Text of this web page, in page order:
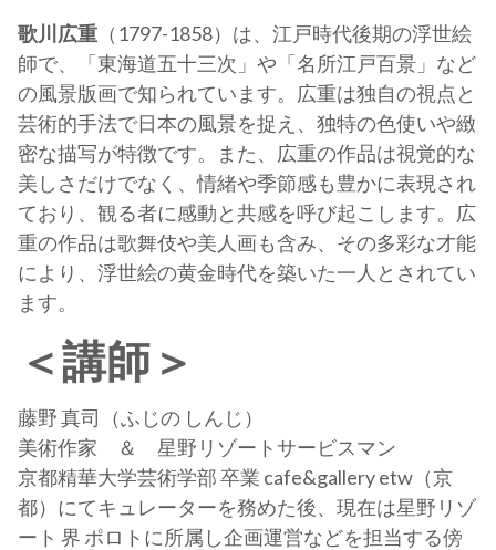
歌川広重 （1797-1858）は、江戸時代後期の浮世絵
師で、「東海道五十三次」や「名所江戸百景」など
の風景版画で知られています。広重は独自の視点と
芸術的手法で日本の風景を捉え、独特の色使いや緻
密な描写が特徴です。また、広重の作品は視覚的な
美しさだけでなく、情緒や季節感も豊かに表現され
ており、観る者に感動と共感を呼び起こします。広
重の作品は歌舞伎や美人画も含み、その多彩な才能
により、浮世絵の黄金時代を築いた一人とされてい
ます。
＜講師＞
藤野 真司（ふじの しんじ）
美術作家 ＆ 星野リゾートサービスマン
京都精華大学芸術学部 卒業 cafe&gallery etw（京
都）にてキュレーターを務めた後、現在は星野リゾ
ート 界 ポロトに所属し企画運営などを担当する傍